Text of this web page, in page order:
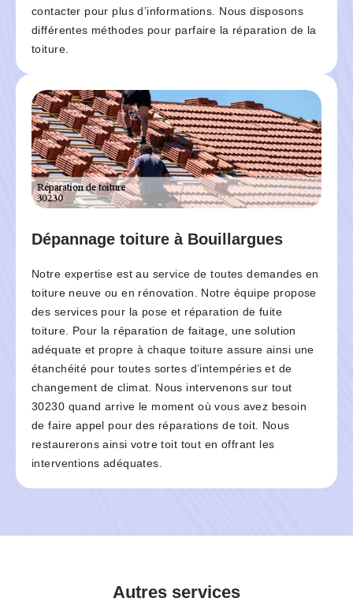
contacter pour plus d’informations. Nous disposons
différentes méthodes pour parfaire la réparation de la
toiture.
Dépannage toiture à Bouillargues
Notre expertise est au service de toutes demandes en
toiture neuve ou en rénovation. Notre équipe propose
des services pour la pose et réparation de fuite
toiture. Pour la réparation de faitage, une solution
adéquate et propre à chaque toiture assure ainsi une
étanchéité pour toutes sortes d’intempéries et de
changement de climat. Nous intervenons sur tout
30230 quand arrive le moment où vous avez besoin
de faire appel pour des réparations de toit. Nous
restaurerons ainsi votre toit tout en offrant les
interventions adéquates.
Autres services